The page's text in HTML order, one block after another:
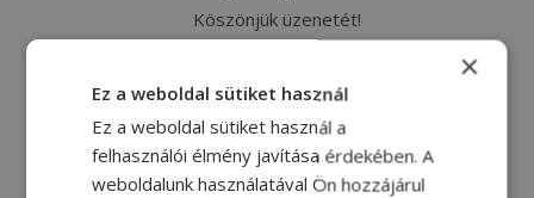
Köszönjük üzenetét!
Megrendelőlap
Megrendelőlap – kiegészítés [2024-07-11]
Németország szállítási árak
Nemzetközi költöztető sofőrt keresünk
×
Ez a weboldal sütiket használ
Ez a weboldal sütiket használ a
felhasználói élmény javítása érdekében. A
weboldalunk használatával Ön hozzájárul